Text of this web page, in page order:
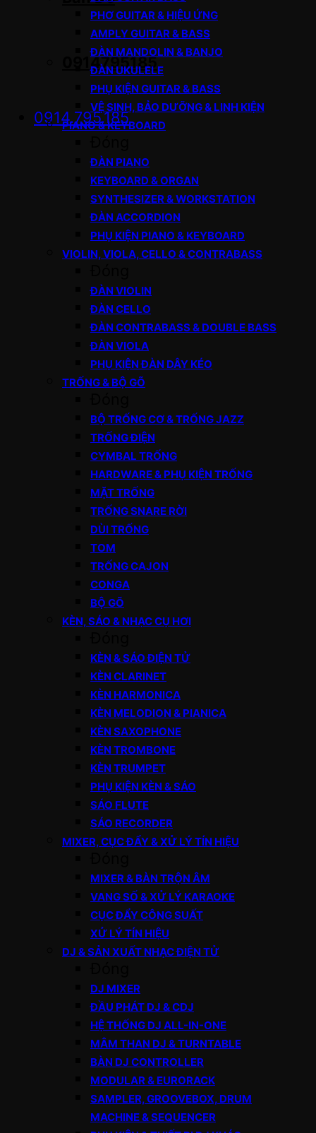
0914795185
0914.795.185
PHƠ GUITAR & HIỆU ỨNG
AMPLY GUITAR & BASS
ĐÀN MANDOLIN & BANJO
ĐÀN UKULELE
PHỤ KIỆN GUITAR & BASS
VỆ SINH, BẢO DƯỠNG & LINH KIỆN
PIANO & KEYBOARD
ĐÀN PIANO
KEYBOARD & ORGAN
SYNTHESIZER & WORKSTATION
ĐÀN ACCORDION
PHỤ KIỆN PIANO & KEYBOARD
VIOLIN, VIOLA, CELLO & CONTRABASS
ĐÀN VIOLIN
ĐÀN CELLO
ĐÀN CONTRABASS & DOUBLE BASS
ĐÀN VIOLA
PHỤ KIỆN ĐÀN DÂY KÉO
TRỐNG & BỘ GÕ
BỘ TRỐNG CƠ & TRỐNG JAZZ
TRỐNG ĐIỆN
CYMBAL TRỐNG
HARDWARE & PHỤ KIỆN TRỐNG
MẶT TRỐNG
TRỐNG SNARE RỜI
DÙI TRỐNG
TOM
TRỐNG CAJON
CONGA
BỘ GÕ
KÈN, SÁO & NHẠC CỤ HƠI
KÈN & SÁO ĐIỆN TỬ
KÈN CLARINET
KÈN HARMONICA
KÈN MELODION & PIANICA
KÈN SAXOPHONE
KÈN TROMBONE
KÈN TRUMPET
PHỤ KIỆN KÈN & SÁO
SÁO FLUTE
SÁO RECORDER
MIXER, CỤC ĐẨY & XỬ LÝ TÍN HIỆU
MIXER & BÀN TRỘN ÂM
VANG SỐ & XỬ LÝ KARAOKE
CỤC ĐẨY CÔNG SUẤT
XỬ LÝ TÍN HIỆU
DJ & SẢN XUẤT NHẠC ĐIỆN TỬ
DJ MIXER
ĐẦU PHÁT DJ & CDJ
HỆ THỐNG DJ ALL-IN-ONE
MÂM THAN DJ & TURNTABLE
BÀN DJ CONTROLLER
MODULAR & EURORACK
SAMPLER, GROOVEBOX, DRUM
MACHINE & SEQUENCER